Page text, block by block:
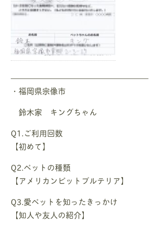
—————————————————–
・福岡県宗像市
鈴木家 キングちゃん
Q1.ご利用回数
【初めて】
Q2.ペットの種類
【アメリカンピットブルテリア】
Q3.愛ペットを知ったきっかけ
【知人や友人の紹介】